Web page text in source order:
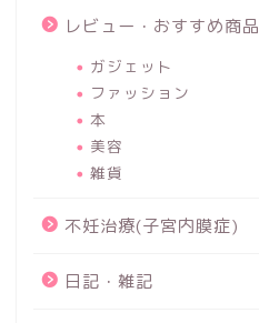
レビュー・おすすめ商品
ガジェット
ファッション
本
美容
雑貨
不妊治療(子宮内膜症)
日記・雑記